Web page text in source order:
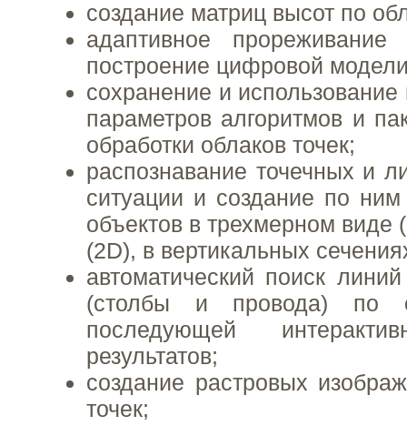
создание матриц высот по
адаптивное
построение цифровой
сохранение и использование
параметров алгоритмов и
обработки облаков точек;
распознавание точечных и
ситуации и создание по ним
объектов в трехмерном виде
(2D), в вертикальных
автоматический поиск
(столбы и провода) по
последующей
результатов;
создание растровых
точек;